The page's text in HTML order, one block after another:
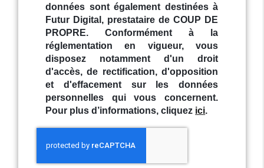
données sont également destinées à
Futur Digital, prestataire de COUP DE
PROPRE. Conformément à la
réglementation en vigueur, vous
disposez notamment d'un droit
d'accès, de rectification, d'opposition
et d'effacement sur les données
personnelles qui vous concernent.
Pour plus d’informations, cliquez ici.